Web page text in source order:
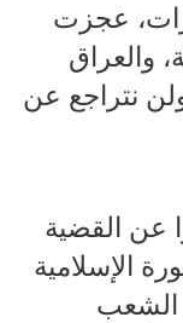
عجزت
والعراق
نتراجع عن
عن القضية
الإسلامية
الشعب